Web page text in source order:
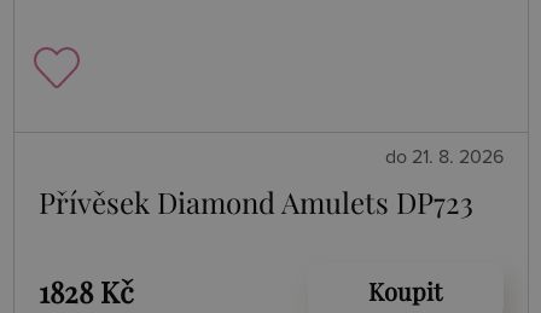
do 21. 8. 2026
Přívěsek Diamond Amulets DP723
1828 Kč Koupit